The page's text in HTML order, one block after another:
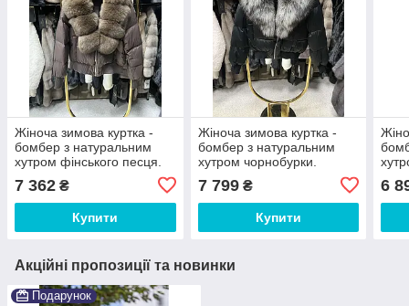
Жіноча зимова куртка -
бомбер з натуральним
хутром фінського песця.
7 362 ₴
Купити
Жіноча зимова куртка -
бомбер з натуральним
хутром чорнобурки.
7 799₴
Купити
6
Акційні пропозиції та новинки
Подарунок